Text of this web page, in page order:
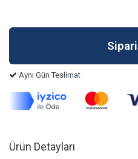
Aynı Gün Teslimat
Ürün Detayları